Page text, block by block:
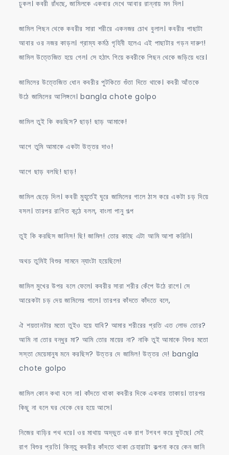
ঢুকল। কবরী রাঁধছে, জামিলকে একবার দেখে আবার রান্নায় মন দিল।
জামিল পিছন থেকে কবরীর সারা শরীরে একনজর চোখ বুলাল। কবরীর পাছাটা
আবার ওর নজর কাড়ল। গ্রাম্য কর্মঠ গৃহিনী হলেএ এই পাছাটার গড়ন দারুণ!
জামিল উত্তেজিত হয়ে গেল। সে হঠাৎ গিয়ে কবরীকে পিছন থেকে জড়িয়ে ধরে।
জামিলের উত্তেজিত ধোন কবরীর পুটকিতে গুঁতা দিতে থাকে। কবরী আঁতকে
উঠে জামিলের আলিঙ্গনে। bangla chote golpo
জামিল তুই কি করছিস? ছাড়! ছাড় আমাকে!
আগে তুমি আমাকে একটা উত্তর দাও!
আগে ছাড় বলছি! ছাড়!
জামিল ছেড়ে দিল। কবরী মুহূর্তেই ঘুরে জামিলের গালে ঠাস করে একটা চড় দিয়ে
বসল। তারপর রাগিত কন্ঠে বলল, বাংলা পানু গল্প
তুই কি করছিস জানিস! ছি! জামিল! তোর কাছে এটা আমি আশা করিনি।
অথচ তুমিই বিশুর সামনে ন্যাংটা হয়েছিলে!
জামিল মুখের উপর বলে ফেলে। কবরীর সারা শরীর কেঁপে উঠে রাগে। সে
আরেকটা চড় দেয় জামিলের গালে। তারপর কাঁদতে কাঁদতে বলে,
ঐ শয়তানটার মতো তুইও হয়ে যাবি? আমার শরীরের প্রতি এত লোভ তোর?
আমি না তোর বন্ধুর মা? আমি তোর মায়ের না? নাকি তুই আমাকে বিশুর মতো
সস্তা মেয়েমানুষ মনে করছিস? উত্তর দে জামিল! উত্তর দে! bangla
chote golpo
জামিল কোন কথা বলে না। কাঁদতে থাকা কবরীর দিকে একবার তাকায়। তারপর
কিছু না বলে ঘর থেকে বের হয়ে আসে।
নিজের বাড়ির পথ ধরে। ওর মাথায় অদ্ভুত এক রাগ টগবগ করে ফুটছে। সেই
রাগ বিশুর প্রতি। কিন্তু কবরীর কাঁদতে থাকা চেহারাটা কল্পনা করে কেন জানি